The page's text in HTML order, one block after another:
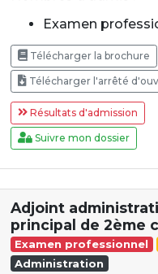
Examen
Télécharger la brochure
Télécharger l'arrêté
Résultats d'admission
Suivre mon dossier
Adjoint
principal de 2ème
Examen professionnel
Administration